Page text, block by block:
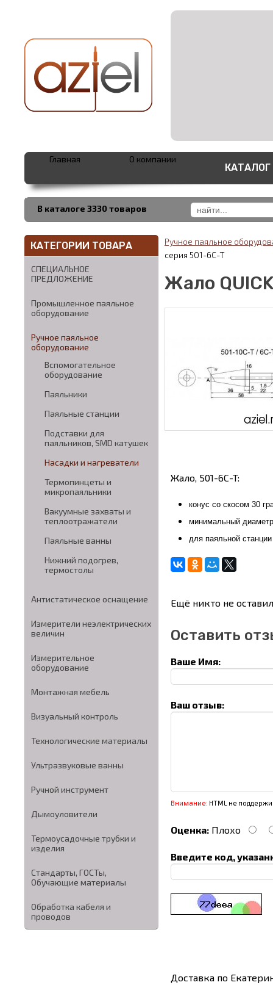
В каталоге 3330 товаров
Главная О компании
КАТАЛОГ
КАТЕГОРИИ ТОВАРА
СПЕЦИАЛЬНОЕ
ПРЕДЛОЖЕНИЕ
Промышленное паяльное
оборудование
Ручное паяльное
оборудование
Вспомогательное
оборудование
Паяльники
Паяльные станции
Подставки для
паяльников, SMD катушек
Насадки и нагреватели
Термопинцеты и
микропаяльники
Вакуумные захваты и
теплоотражатели
Паяльные ванны
Нижний подогрев,
термостолы
Антистатическое оснащение
Измерители неэлектрических
величин
Измерительное
оборудование
Монтажная мебель
Визуальный контроль
Технологические материалы
Ультразвуковые ванны
Ручной инструмент
Дымоуловители
Термоусадочные трубки и
изделия
Стандарты, ГОСТы,
Обучающие материалы
Обработка кабеля и
проводов
Ручное паяльное
серия 501-6C-T
Жало
Жало, 501-6C-T:
конус со скосом 30
минимальный
для паяльной
Ещё никто не
Оставить
Ваше Имя:
Ваш отзыв:
Внимание: HTML не
Оценка: Плохо
Введите код,
Доставка по